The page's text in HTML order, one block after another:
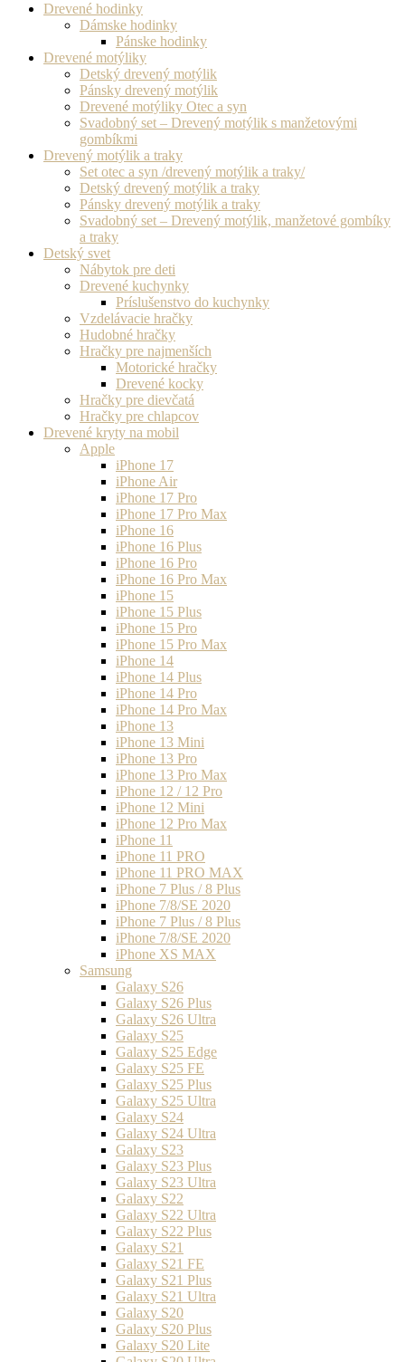
Drevené hodinky
Dámske hodinky
Pánske hodinky
Drevené motýliky
Detský drevený motýlik
Pánsky drevený motýlik
Drevené motýliky Otec a syn
Svadobný set – Drevený motýlik s manžetovými
gombíkmi
Drevený motýlik a traky
Set otec a syn /drevený motýlik a traky/
Detský drevený motýlik a traky
Pánsky drevený motýlik a traky
Svadobný set – Drevený motýlik, manžetové gombíky
a traky
Detský svet
Nábytok pre deti
Drevené kuchynky
Príslušenstvo do kuchynky
Vzdelávacie hračky
Hudobné hračky
Hračky pre najmenších
Motorické hračky
Drevené kocky
Hračky pre dievčatá
Hračky pre chlapcov
Drevené kryty na mobil
Apple
iPhone 17
iPhone Air
iPhone 17 Pro
iPhone 17 Pro Max
iPhone 16
iPhone 16 Plus
iPhone 16 Pro
iPhone 16 Pro Max
iPhone 15
iPhone 15 Plus
iPhone 15 Pro
iPhone 15 Pro Max
iPhone 14
iPhone 14 Plus
iPhone 14 Pro
iPhone 14 Pro Max
iPhone 13
iPhone 13 Mini
iPhone 13 Pro
iPhone 13 Pro Max
iPhone 12 / 12 Pro
iPhone 12 Mini
iPhone 12 Pro Max
iPhone 11
iPhone 11 PRO
iPhone 11 PRO MAX
iPhone 7 Plus / 8 Plus
iPhone 7/8/SE 2020
iPhone 7 Plus / 8 Plus
iPhone 7/8/SE 2020
iPhone XS MAX
Samsung
Galaxy S26
Galaxy S26 Plus
Galaxy S26 Ultra
Galaxy S25
Galaxy S25 Edge
Galaxy S25 FE
Galaxy S25 Plus
Galaxy S25 Ultra
Galaxy S24
Galaxy S24 Ultra
Galaxy S23
Galaxy S23 Plus
Galaxy S23 Ultra
Galaxy S22
Galaxy S22 Ultra
Galaxy S22 Plus
Galaxy S21
Galaxy S21 FE
Galaxy S21 Plus
Galaxy S21 Ultra
Galaxy S20
Galaxy S20 Plus
Galaxy S20 Lite